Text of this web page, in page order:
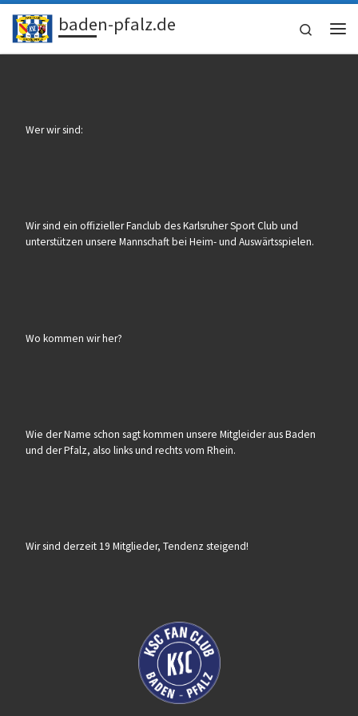
Zum Inhalt springen
baden-pfalz.de
Search
Wer wir sind:
Wir sind ein offizieller Fanclub des Karlsruher Sport Club und
unterstützen unsere Mannschaft bei Heim- und Auswärtsspielen.
Wo kommen wir her?
Wie der Name schon sagt kommen unsere Mitgleider aus Baden
und der Pfalz, also links und rechts vom Rhein.
Wir sind derzeit 19 Mitglieder, Tendenz steigend!